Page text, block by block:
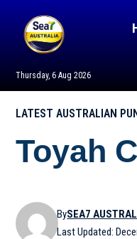
Thursday, 6 Aug 2026
LATEST AUSTRALIAN
Toyah
Last Updated:
BySEA7